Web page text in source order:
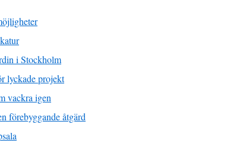
i Stockholm
lyckade projekt
vackra igen
förebyggande åtgärd